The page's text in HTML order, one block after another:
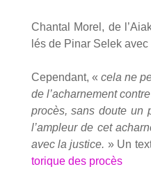
Chan­tal Morel, de
lés de Pinar Selek
Cepen­dant, « cela ne
de l’acharnement
pro­cès, sans doute un
l’ampleur de cet
avec la jus­tice. » Un
to­rique des pro­cès